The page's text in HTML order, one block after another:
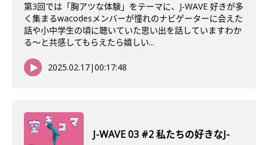
第3回では「胸アツな体験」をテーマに、J-WAVE 好きが多
く集まるwacodesメンバーが憧れのナビゲーターに会えた
話や小中学生の頃に聴いていた思い出を話していますわか
る〜と共感してもらえたら嬉しい...
2025.02.17|00:17:48
J-WAVE 03 #2 私たちの好きなJ-